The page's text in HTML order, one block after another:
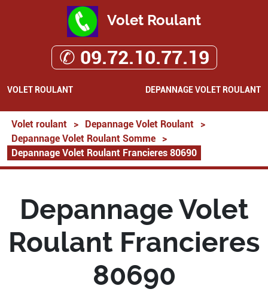
Volet Roulant
✆ 09.72.10.77.19
VOLET ROULANT DEPANNAGE VOLET ROULANT
Volet roulant > Depannage Volet Roulant
>
Depannage Volet Roulant Somme
>
Depannage Volet Roulant Francieres 80690
Depannage Volet
Roulant Francieres
80690